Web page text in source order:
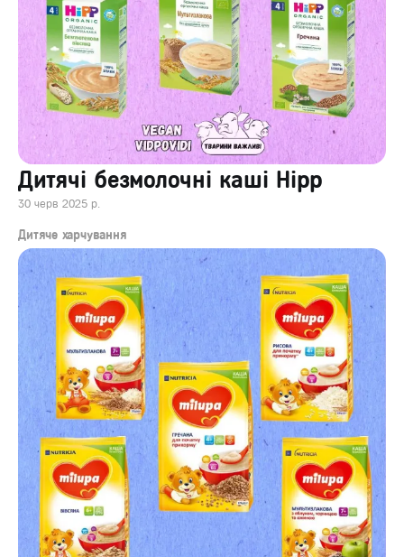
Дитячі безмолочні каші Hipp
30 черв 2025 р.
Дитяче харчування